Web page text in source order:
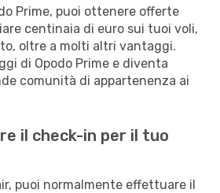
Prime, puoi ottenere offerte
centinaia di euro sui tuoi voli,
oltre a molti altri vantaggi.
di Opodo Prime e diventa
comunità di appartenenza ai
il check-in per il tuo
puoi normalmente effettuare il